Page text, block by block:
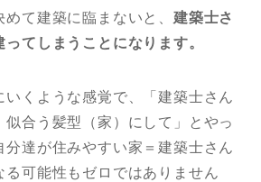
めて建築に臨まないと、建築士さ
てしまうことになります。
いくような感覚で、「建築士さん
似合う髪型（家）にして」とやっ
分達が住みやすい家＝建築士さん
可能性もゼロではありません